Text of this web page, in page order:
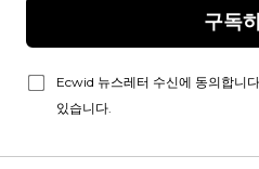
구독
Ecwid 뉴스레터 수신에 동의합니
있습니다.